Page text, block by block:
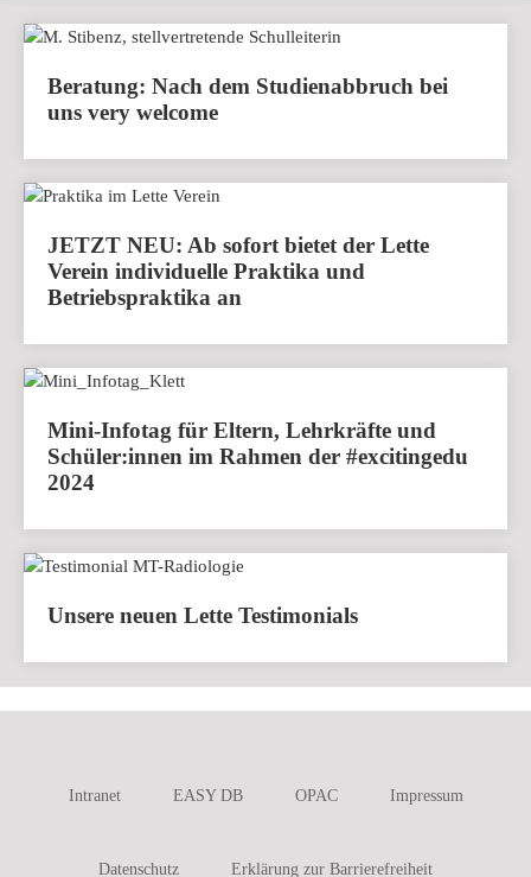
Beratung: Nach dem Studienabbruch bei
uns very welcome
JETZT NEU: Ab sofort bietet der Lette
Verein individuelle Praktika und
Betriebspraktika an
Mini-Infotag für Eltern, Lehrkräfte und
Schüler:innen im Rahmen der #excitingedu
2024
Unsere neuen Lette Testimonials
Intranet EASY DB OPAC Impressum
Datenschutz Erklärung zur Barrierefreiheit